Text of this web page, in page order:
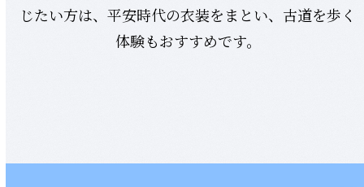
じたい方は、平安時代の衣装をまとい、古道を歩く
体験もおすすめです。